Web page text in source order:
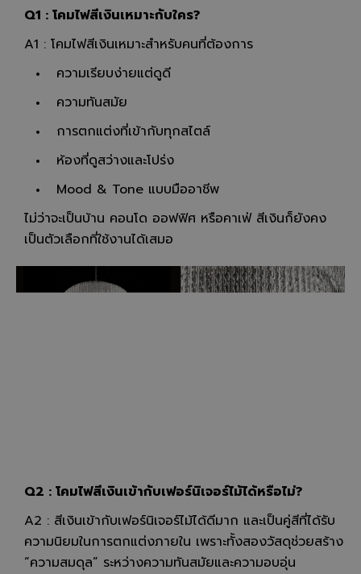
Q1 : โคมไฟสีเงินเหมาะกับใคร?
A1 : โคมไฟสีเงินเหมาะสำหรับคนที่ต้องการ
ความเรียบง่ายแต่ดูดี
ความทันสมัย
การตกแต่งที่เข้ากับทุกสไตล์
ห้องที่ดูสว่างและโปร่ง
Mood & Tone แบบมืออาชีพ
ไม่ว่าจะเป็นบ้าน คอนโด ออฟฟิศ หรือคาเฟ่ สีเงินก็ยังคง
เป็นตัวเลือกที่ใช้งานได้เสมอ
Q2 : โคมไฟสีเงินเข้ากับเฟอร์นิเจอร์ไม้ได้หรือไม่?
A2 : สีเงินเข้ากับเฟอร์นิเจอร์ไม้ได้ดีมาก และเป็นคู่สีที่ได้รับ
ความนิยมในการตกแต่งภายใน เพราะทั้งสองวัสดุช่วยสร้าง
“ความสมดุล” ระหว่างความทันสมัยและความอบอุ่น